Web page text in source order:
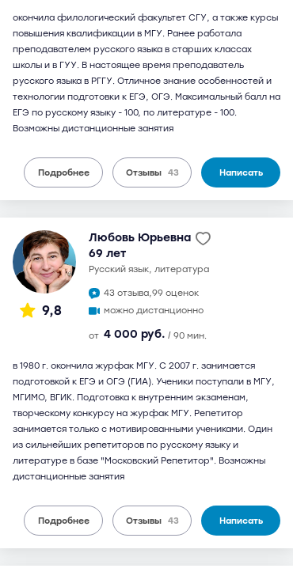
окончила филологический факультет СГУ, а также курсы
повышения квалификации в МГУ. Ранее работала
преподавателем русского языка в старших классах
школы и в ГУУ. В настоящее время преподаватель
русского языка в РГГУ. Отличное знание особенностей и
технологии подготовки к ЕГЭ, ОГЭ. Максимальный балл на
ЕГЭ по русскому языку - 100, по литературе - 100.
Возможны дистанционные занятия
Подробнее Отзывы 43 Написать
9,8
Любовь Юрьевна
69 лет
русский язык, литература
43 отзыва,99 оценок
можно дистанционно
от 4 000 руб. / 90 мин.
в 1980 г. окончила журфак МГУ. С 2007 г. занимается
подготовкой к ЕГЭ и ОГЭ (ГИА). Ученики поступали в МГУ,
МГИМО, ВГИК. Подготовка к внутренним экзаменам,
творческому конкурсу на журфак МГУ. Репетитор
занимается только с мотивированными учениками. Один
из сильнейших репетиторов по русскому языку и
литературе в базе "Московский Репетитор". Возможны
дистанционные занятия
Подробнее Отзывы 43 Написать